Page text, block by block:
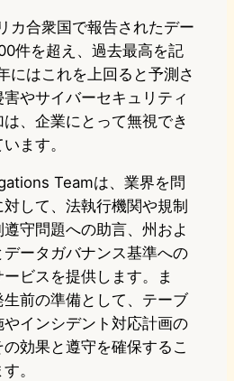
カ合衆国で報告されたデー
件を超え、過去最高を記
にはこれを上回ると予測さ
やサイバーセキュリティ
、企業にとって無視でき
ます。
Teamは、業界を問
して、法執行機関や規制
守問題への助言、州およ
ータガバナンス基準への
ビスを提供します。ま
前の準備として、テーブ
インシデント対応計画の
効果と遵守を確保するこ
。